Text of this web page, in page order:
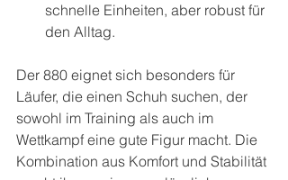
schnelle Einheiten, aber robust für
den Alltag.
Der 880 eignet sich besonders für
Läufer, die einen Schuh suchen, der
sowohl im Training als auch im
Wettkampf eine gute Figur macht. Die
Kombination aus Komfort und Stabilität